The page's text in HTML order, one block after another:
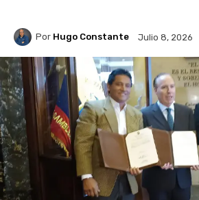
Por Hugo Constante Julio 8, 2026